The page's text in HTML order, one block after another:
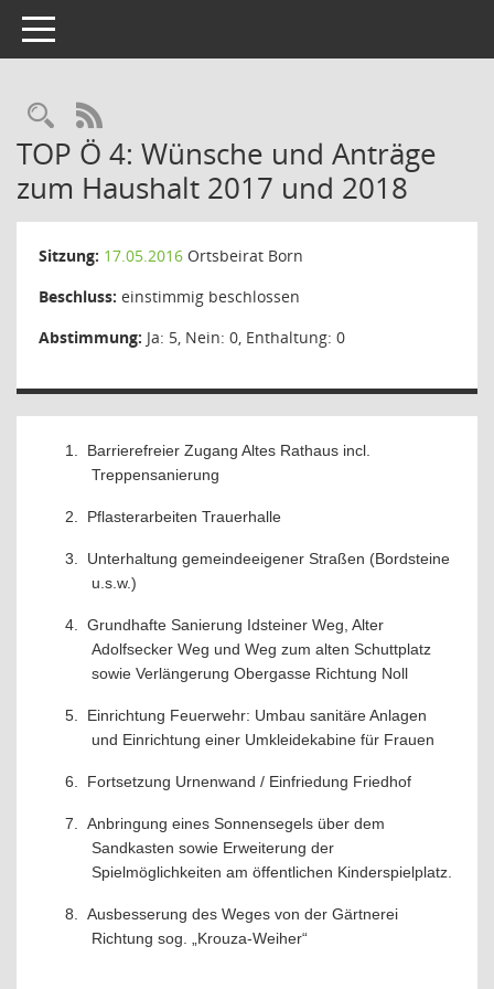
Toggle navigation
Rechercheauswahl
RSS-Feed
TOP Ö 4: Wünsche und Anträge
zum Haushalt 2017 und 2018
Sitzung: 17.05.2016 Ortsbeirat Born
Beschluss: einstimmig beschlossen
Abstimmung: Ja: 5, Nein: 0, Enthaltung: 0
1.
Barrierefreier Zugang Altes Rathaus incl.
Treppensanierung
2. Pflasterarbeiten Trauerhalle
3.
Unterhaltung gemeindeeigener Straßen (Bordsteine
u.s.w.)
4.
Grundhafte Sanierung Idsteiner Weg, Alter
Adolfsecker Weg und Weg zum alten Schuttplatz
sowie Verlängerung Obergasse Richtung Noll
5.
Einrichtung Feuerwehr: Umbau sanitäre Anlagen
und Einrichtung einer Umkleidekabine für Frauen
6. Fortsetzung Urnenwand / Einfriedung Friedhof
7.
Anbringung eines Sonnensegels über dem
Sandkasten sowie Erweiterung der
Spielmöglichkeiten am öffentlichen Kinderspielplatz.
8.
Ausbesserung des Weges von der Gärtnerei
Richtung sog. „Krouza-Weiher“